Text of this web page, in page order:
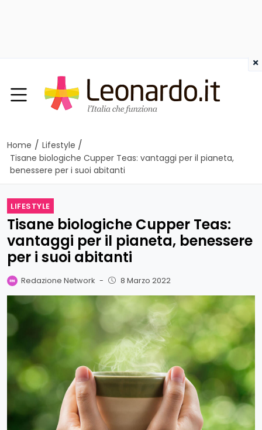
Home / Lifestyle /
Tisane biologiche Cupper Teas: vantaggi per il pianeta,
benessere per i suoi abitanti
LIFESTYLE
Tisane biologiche Cupper Teas:
vantaggi per il pianeta, benessere
per i suoi abitanti
Redazione Network - 8 Marzo 2022
×